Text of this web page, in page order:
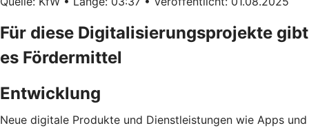
Für diese Digitalisierungsprojekte gibt
es Fördermittel
Entwicklung
Neue digitale Produkte und Dienstleistungen wie Apps und